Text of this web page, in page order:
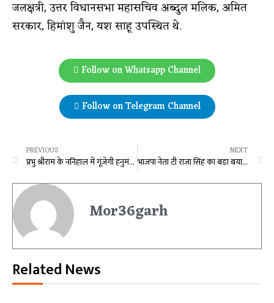
जलक्षत्री, उत्तर विधानसभा महासचिव अब्दुल मलिक, अमित
सरकार, हिमांशु जैन, यश साहू उपस्थित थे.
Follow on Whatsapp Channel
Follow on Telegram Channel
PREVIOUS
प्रभु श्रीराम के ननिहाल में गूंजेगी हनुमंत कथा, पंडित धीरेंद्र शास्त्री बोले- चिंता न करो अब छत्तीसगढ़ में नहीं चलेगा धर्मांतरण, मेरा साथ दो मैं तुम्हें हिंदू राष्ट्र दूंगा…
NEXT
भाजपा नेता टी राजा सिंह का बड़ा बयान, कहा- धर्म परिवर्तन करने वालों को वोट डालने का नहीं दिया जाना चाहिए अधिकार
Mor36garh
Related News